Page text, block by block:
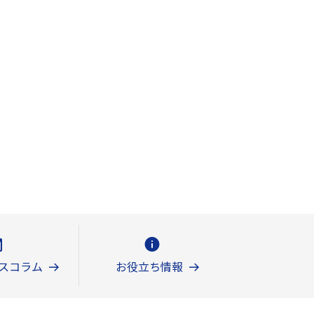
コラム お役立ち情報